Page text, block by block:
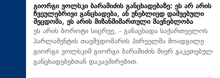
გიორგი ვოლსკი ბარამიძის განცხადებაზე: ეს არ არის
ჩვეულებრივი განცხადება, ან უნებლიედ დაშვებული
შეცდომა, ეს არის მიზანმიმართული მავნებლობა
ეს არის ბოროტი სიცრუე, - განაცხადა საქართველოს
პარლამენტის თავმჯდომარის პირველმა მოადგილე
გიორგი ვოლსკიმ გიორგი ბარამიძის მიერ გაკეთებულ
განცხადებებთან დაკავშირებით.